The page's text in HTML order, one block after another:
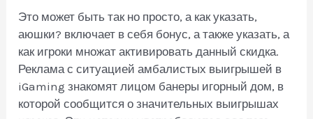
Это может быть так но просто, а как указать,
аюшки? включает в себя бонус, а также указать, а
как игроки множат активировать данный скидка.
Реклама с ситуацией амбалистых выигрышей в
iGaming знакомят лицом банеры игорный дом, в
которой сообщится о значительных выигрышах